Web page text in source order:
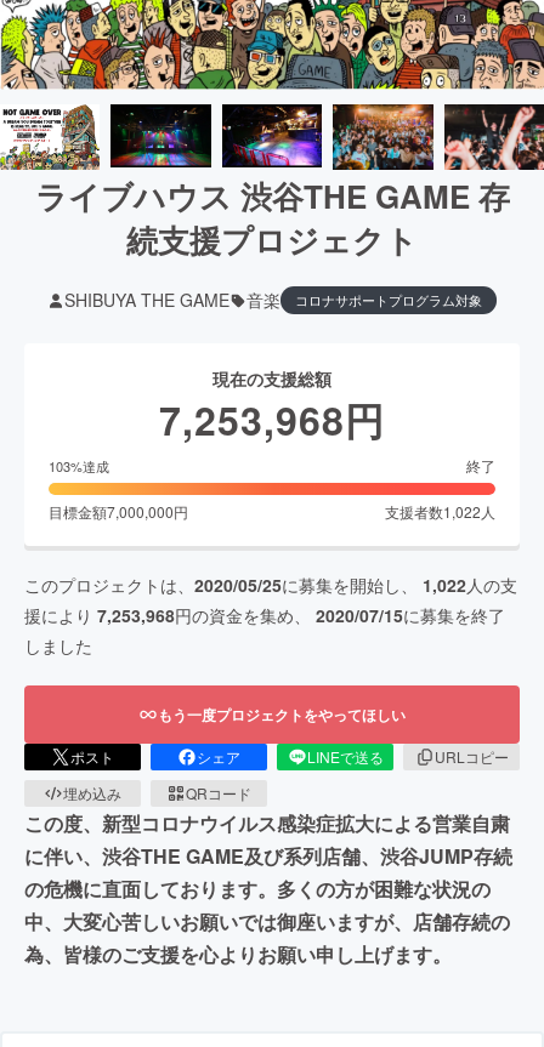
ライブハウス 渋谷THE GAME 存
続支援プロジェクト
SHIBUYA THE GAME 音楽 コロナサポートプログラム対象
現在の支援総額
7,253,968円
103%達成 終了
目標金額7,000,000円 支援者数1,022人
このプロジェクトは、 2020/05/25に募集を開始し、 1,022人の支
援により 7,253,968円の資金を集め、 2020/07/15に募集を終了
しました
もう一度プロジェクトをやってほしい
ポスト シェア LINEで送る
URLコピー
埋め込み
QRコード
この度、新型コロナウイルス感染症拡大による営業自粛
に伴い、渋谷THE GAME及び系列店舗、渋谷JUMP存続
の危機に直面しております。多くの方が困難な状況の
中、大変心苦しいお願いでは御座いますが、店舗存続の
為、皆様のご支援を心よりお願い申し上げます。